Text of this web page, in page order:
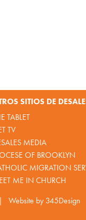
SITIOS DE
TABLET
TV
MEDIA
OF BROOKLYN
MIGRATION
ME IN CHURCH
| Website by 345Design